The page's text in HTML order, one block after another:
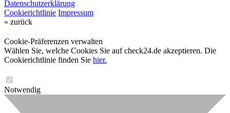
Datenschutzerklärung
Cookierichtlinie Impressum
« zurück
Cookie-Präferenzen verwalten
Wählen Sie, welche Cookies Sie auf check24.de akzeptieren. Die
Cookierichtlinie finden Sie hier.
Notwendig